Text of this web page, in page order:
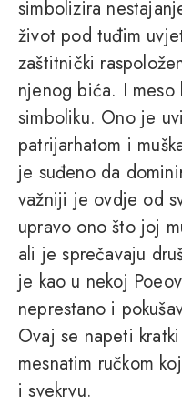
simbolizira
život pod tuđim
zaštitnički
njenog bića. I meso
simboliku. Ono je
patrijarhatom i
je suđeno da
važniji je ovdje od
upravo ono što joj
ali je sprečavaju
je kao u nekoj
neprestano i
Ovaj se napeti
mesnatim ručkom
i svekrvu.